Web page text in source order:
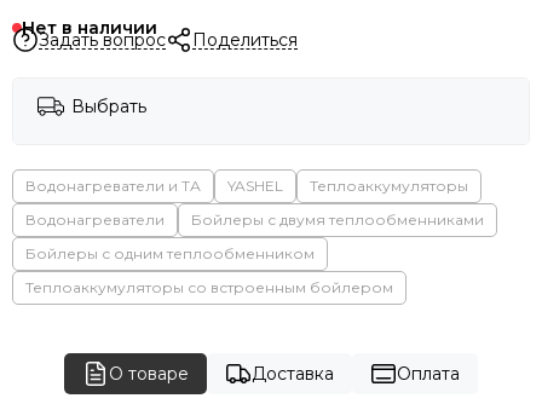
Нет в наличии
Задать вопрос Поделиться
Выбрать
Водонагреватели и ТА YASHEL
Теплоаккумуляторы
Водонагреватели
Бойлеры с двумя теплообменниками
Бойлеры с одним теплообменником
Теплоаккумуляторы со встроенным бойлером
О товаре Доставка Оплата